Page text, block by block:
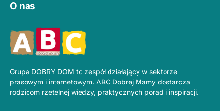
O nas
Grupa DOBRY DOM to zespół działający w sektorze
prasowym i internetowym. ABC Dobrej Mamy dostarcza
rodzicom rzetelnej wiedzy, praktycznych porad i inspiracji.